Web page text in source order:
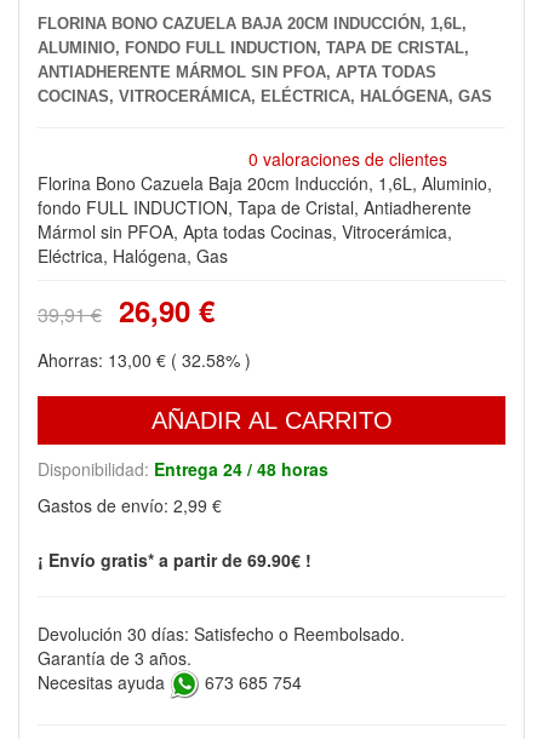
FLORINA BONO CAZUELA BAJA 20CM INDUCCIÓN, 1,6L,
ALUMINIO, FONDO FULL INDUCTION, TAPA DE CRISTAL,
ANTIADHERENTE MÁRMOL SIN PFOA, APTA TODAS
COCINAS, VITROCERÁMICA, ELÉCTRICA, HALÓGENA, GAS
0 valoraciones de clientes
Florina Bono Cazuela Baja 20cm Inducción, 1,6L, Aluminio,
fondo FULL INDUCTION, Tapa de Cristal, Antiadherente
Mármol sin PFOA, Apta todas Cocinas, Vitrocerámica,
Eléctrica, Halógena, Gas
39,91 € 26,90 €
Ahorras: 13,00 € ( 32.58% )
AÑADIR AL CARRITO
Disponibilidad: Entrega 24 / 48 horas
Gastos de envío: 2,99 €
¡ Envío gratis* a partir de 69.90€ !
Devolución 30 días: Satisfecho o Reembolsado.
Garantía de 3 años.
Necesitas ayuda
673 685 754